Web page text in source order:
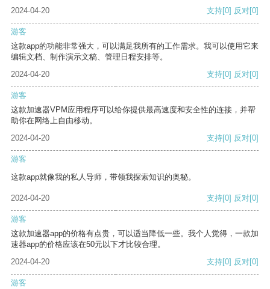
2024-04-20 支持[0] 反对[0]
游客
这款app的功能非常强大，可以满足我所有的工作需求。我可以使用它来
编辑文档、制作演示文稿、管理日程安排等。
2024-04-20
支持[0] 反对[0]
游客
这款加速器VPM应用程序可以给你提供最高速度和安全性的连接，并帮
助你在网络上自由移动。
2024-04-20
支持[0] 反对[0]
游客
这款app就像我的私人导师，带领我探索知识的奥秘。
2024-04-20 支持[0] 反对[0]
游客
这款加速器app的价格有点贵，可以适当降低一些。我个人觉得，一款加
速器app的价格应该在50元以下才比较合理。
2024-04-20
支持[0] 反对[0]
游客